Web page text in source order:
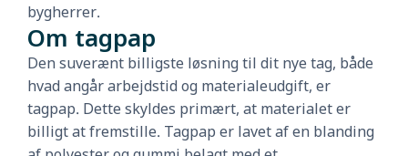
bygherrer.
Om tagpap
Den suverænt billigste løsning til dit nye tag, både
hvad angår arbejdstid og materialeudgift, er
tagpap. Dette skyldes primært, at materialet er
billigt at fremstille. Tagpap er lavet af en blanding